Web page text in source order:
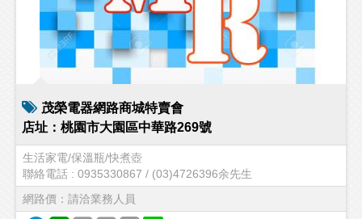
茂榮電器網路商城特賣會
店址：桃園市大園區中華路269號
生活家電/保溫瓶/快煮壺
聯絡電話 : 0935330867 / (03)4726396余先生
網路價：請洽業務人員